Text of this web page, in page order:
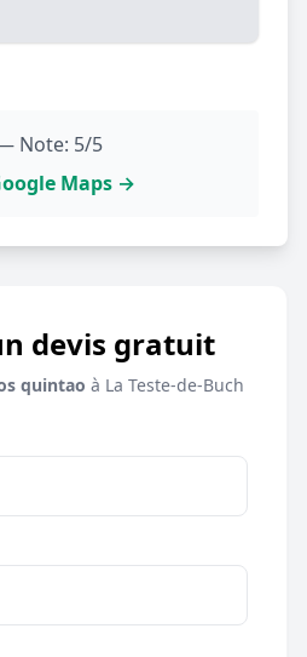
Note: 5/5
Maps →
devis gratuit
quintao à La Teste-de-Buch